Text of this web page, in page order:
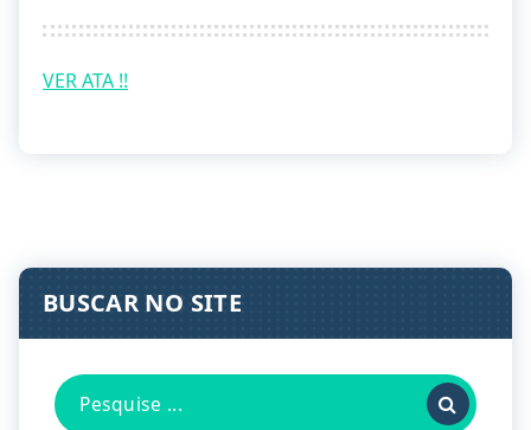
VER ATA !!
BUSCAR NO SITE
Pesquisa
por: